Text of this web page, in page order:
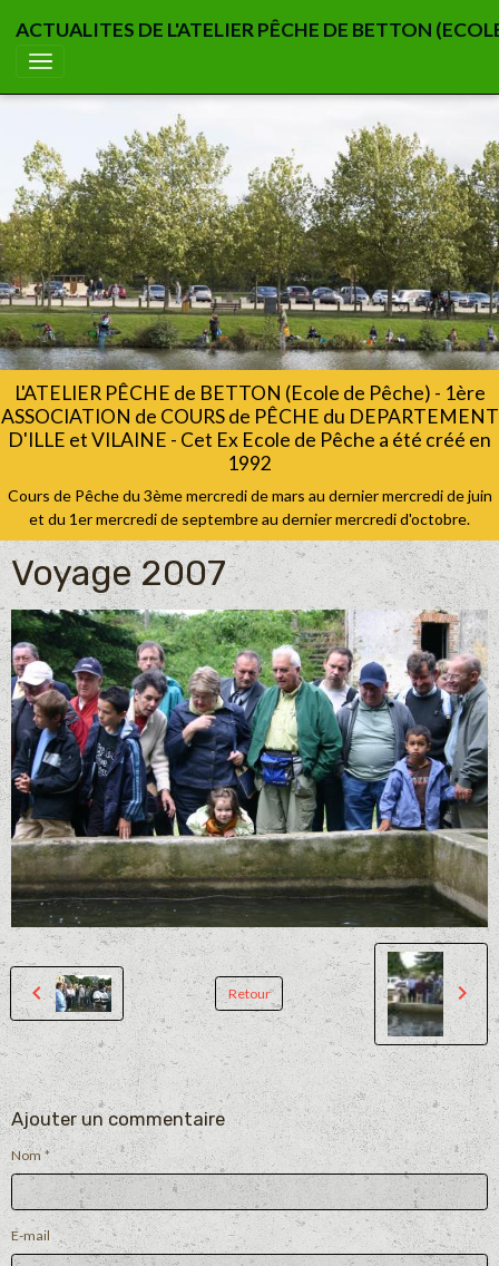
ACTUALITES DE L'ATELIER PÊCHE DE BETTON
L'ATELIER PÊCHE de BETTON (Ecole de Pêche) - 1ère
ASSOCIATION de COURS de PÊCHE du DEPARTEMENT
D'ILLE et VILAINE - Cet Ex Ecole de Pêche a été créé en
1992
Cours de Pêche du 3ème mercredi de mars au dernier mercredi de juin
et du 1er mercredi de septembre au dernier mercredi d'octobre.
Voyage 2007
Retour
Ajouter un commentaire
Nom
E-mail